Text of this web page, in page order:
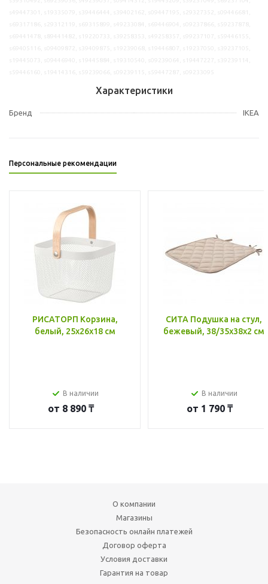
Характеристики
Бренд IKEA
Персональные рекомендации
РИСАТОРП Корзина,
белый, 25x26x18 см
В наличии
от 8 890 ₸
СИТА Подушка на стул,
бежевый, 38/35x38x2 см
В наличии
от 1 790 ₸
О компании
Магазины
Безопасность онлайн платежей
Договор оферта
Условия доставки
Гарантия на товар